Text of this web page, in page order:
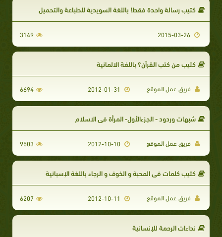
كتيب رسالة واحدة فقط! باللغة السويدية للطباعة والتحميل
3149
كتيب من كتب القرآن؟ باللغة الالمانية
فريق عمل الموقع 6694
شبهات وردود - الجزءالأول- المرأة في الاسلام
فريق عمل الموقع 9503
كتيب كلمات في المحبة و الخوف و الرجاء باللغة الإسبانية
فريق عمل الموقع 6207
نداءات الرحمة للإنسانية